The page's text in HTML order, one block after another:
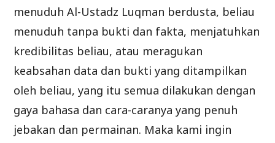
menuduh Al-Ustadz Luqman berdusta, beliau
menuduh tanpa bukti dan fakta, menjatuhkan
kredibilitas beliau, atau meragukan
keabsahan data dan bukti yang ditampilkan
oleh beliau, yang itu semua dilakukan dengan
gaya bahasa dan cara-caranya yang penuh
jebakan dan permainan. Maka kami ingin